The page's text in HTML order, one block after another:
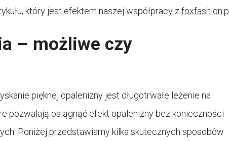
który jest efektem naszej współpracy z foxfashion.pl
– możliwe czy
pięknej opalenizny jest długotrwałe leżenie na
pozwalają osiągnąć efekt opalenizny bez konieczności
Poniżej przedstawiamy kilka skutecznych sposobów